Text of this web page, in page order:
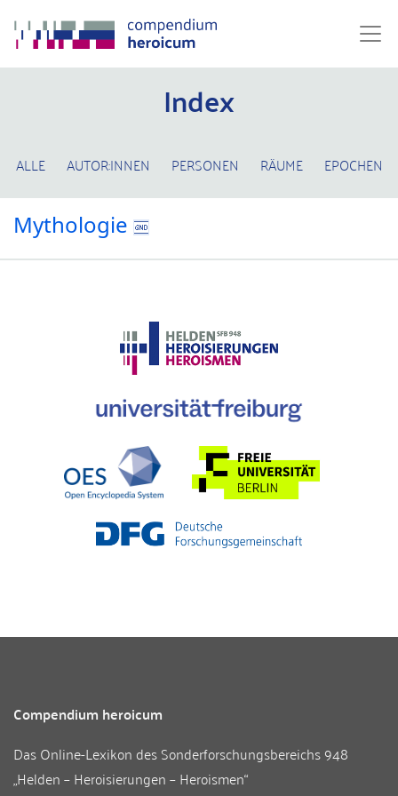
Index
ALLE AUTOR:INNEN PERSONEN RÄUME EPOCHEN
Mythologie
Compendium heroicum
Das Online-Lexikon desSonderforschungsbereichs 948
„Helden – Heroisierungen – Heroismen“